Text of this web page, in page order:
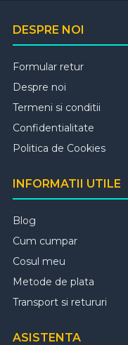
DESPRE NOI
Formular retur
Despre noi
Termeni si conditii
Confidentialitate
Politica de Cookies
INFORMATII UTILE
Blog
Cum cumpar
Cosul meu
Metode de plata
Transport si retururi
ASISTENTA